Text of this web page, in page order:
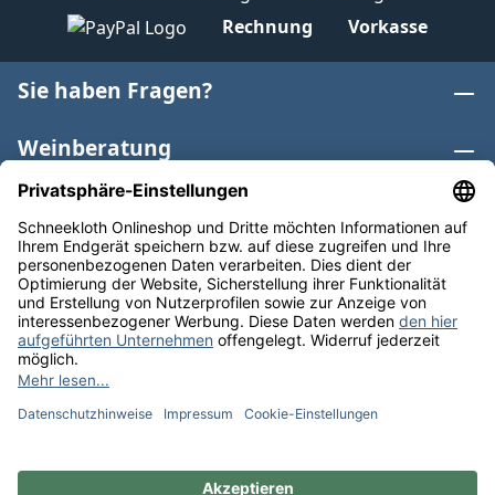
Rechnung Vorkasse
Sie haben Fragen?
Weinberatung
Informationen
Weinkategorien
Internationaler Wein
* Alle Preise inkl. gesetzl. Mehrwertsteuer zzgl.
anders angegeben. Bioprodukte im Bio-Kontrollverfahren